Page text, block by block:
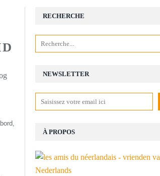
NEWSLETTER
RECHERCHE
À PROPOS